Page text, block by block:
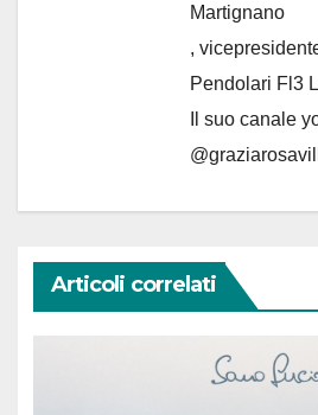
Martignano
,
Pendolari Fl3
Il suo canale
Articoli correlati